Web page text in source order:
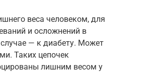
веса человеком, для
и осложнений в
— к диабету. Может
Таких цепочек
лишним весом у